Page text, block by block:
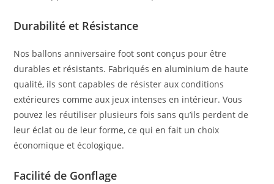
Durabilité et Résistance
Nos ballons anniversaire foot sont conçus pour être
durables et résistants. Fabriqués en aluminium de haute
qualité, ils sont capables de résister aux conditions
extérieures comme aux jeux intenses en intérieur. Vous
pouvez les réutiliser plusieurs fois sans qu’ils perdent de
leur éclat ou de leur forme, ce qui en fait un choix
économique et écologique.
Facilité de Gonflage